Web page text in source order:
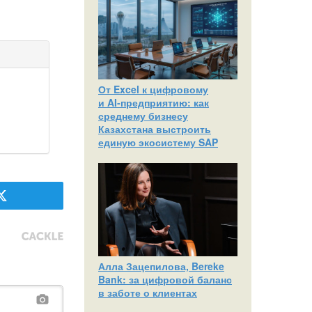
От Excel к цифровому
и AI‑предприятию: как
среднему бизнесу
Казахстана выстроить
единую экосистему SAP
Алла Зацепилова, Bereke
Bank: за цифровой баланс
в заботе о клиентах